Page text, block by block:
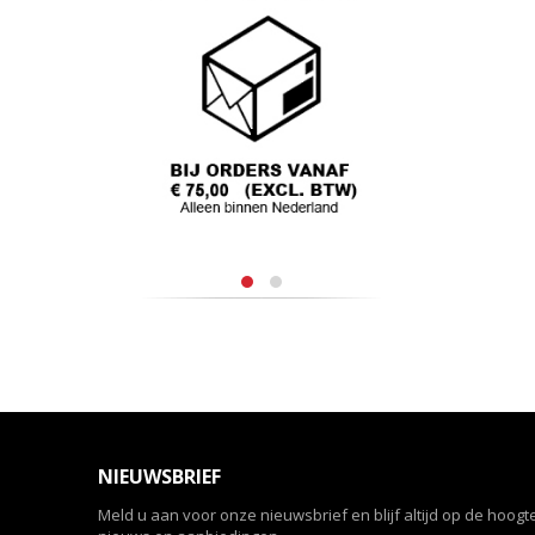
NIEUWSBRIEF
Meld u aan voor onze nieuwsbrief en blijf altijd op de